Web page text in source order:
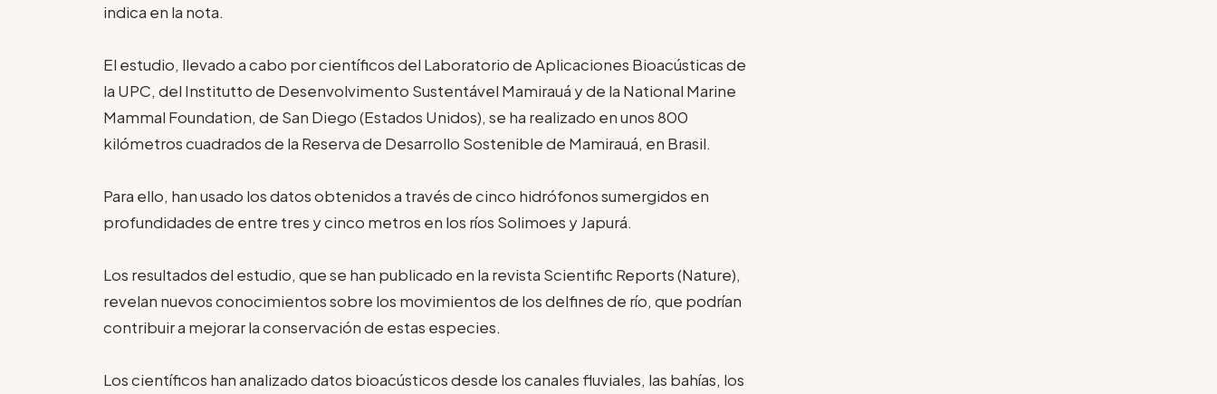
indica en la nota.
El estudio, llevado a cabo por científicos del Laboratorio de Aplicaciones Bioacústicas de
la UPC, del Institutto de Desenvolvimento Sustentável Mamirauá y de la National Marine
Mammal Foundation, de San Diego (Estados Unidos), se ha realizado en unos 800
kilómetros cuadrados de la Reserva de Desarrollo Sostenible de Mamirauá, en Brasil.
Para ello, han usado los datos obtenidos a través de cinco hidrófonos sumergidos en
profundidades de entre tres y cinco metros en los ríos Solimoes y Japurá.
Los resultados del estudio, que se han publicado en la revista Scientific Reports (Nature),
revelan nuevos conocimientos sobre los movimientos de los delfines de río, que podrían
contribuir a mejorar la conservación de estas especies.
Los científicos han analizado datos bioacústicos desde los canales fluviales, las bahías, los